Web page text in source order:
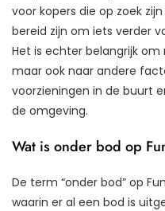
voor kopers die op zoek
bereid zijn om iets verder
Het is echter belangrijk om
maar ook naar andere
voorzieningen in de buurt
de omgeving.
Wat is onder bod op
De term “onder bod” op
waarin er al een bod is